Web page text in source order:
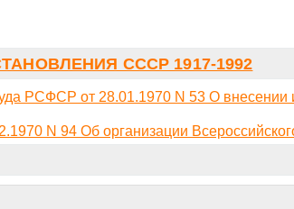
СССР 1917-1992
РСФСР от 28.01.1970 N 53 О внесении
N 94 Об организации